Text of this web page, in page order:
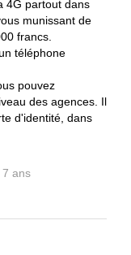
4G partout dans
munissant de
francs.
téléphone
pouvez
des agences. Il
d'identité, dans
7 ans